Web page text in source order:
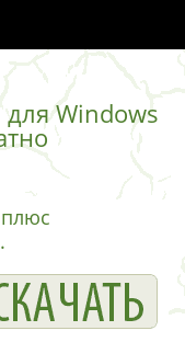
Windows